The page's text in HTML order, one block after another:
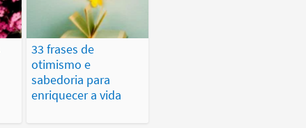
33 frases de
otimismo e
sabedoria para
enriquecer a vida